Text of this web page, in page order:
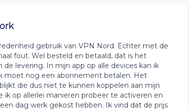
gebruik van VPN Nord. Echter met de
fout. Wel besteld en betaald, dat is het
de levering. In mijn app op alle devices kan ik
moet nog een abonnement betalen. Het
die dus niet te kunnen koppelen aan mijn
ik op allerlei manieren probeer te activeren en
dag werk gekost hebben. Ik vind dat de prijs